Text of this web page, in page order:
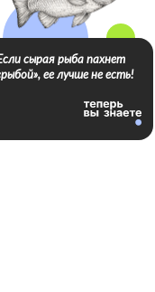
сырая рыба пахнет
ее лучше не есть!